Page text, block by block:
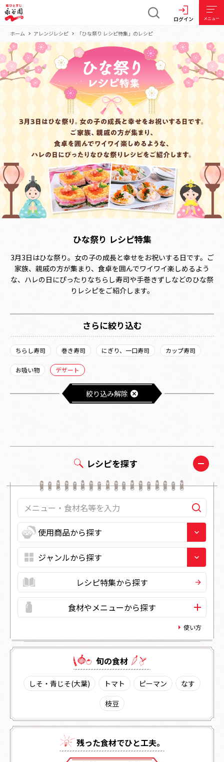
ログイン メニュー
ホーム アレンジレシピ 「ひな祭り レシピ特集」のレシピ
ひな祭り レシピ特集
3月3日はひな祭り。女の子の成長と幸せをお祝いする日です。ご
家族、親戚の方が集まり、食卓を囲んでワイワイ楽しめるよう
な、ハレの日にぴったりなちらし寿司や手巻きずしなどのひな祭
りレシピをご紹介します。
さらに絞り込む
ちらし寿司 巻き寿司 にぎり、一口寿司 カップ寿司
お吸い物 デザート
絞り込み解除
レシピを探す
レシピ特集から探す
食材やメニューから探す
使い方
旬の⾷材
しそ・青じそ(大葉) トマト ピーマン
なす
枝豆
残った⾷材でひと⼯夫。